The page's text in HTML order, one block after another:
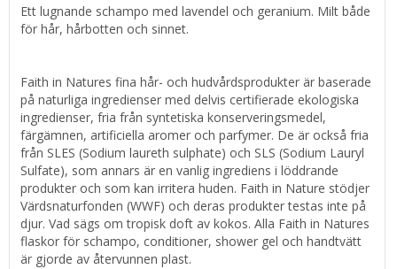
Ett lugnande schampo med lavendel och geranium. Milt både
för hår, hårbotten och sinnet.
Faith in Natures fina hår- och hudvårdsprodukter är baserade
på naturliga ingredienser med delvis certifierade ekologiska
ingredienser, fria från syntetiska konserveringsmedel,
färgämnen, artificiella aromer och parfymer. De är också fria
från SLES (Sodium laureth sulphate) och SLS (Sodium Lauryl
Sulfate), som annars är en vanlig ingrediens i löddrande
produkter och som kan irritera huden. Faith in Nature stödjer
Värdsnaturfonden (WWF) och deras produkter testas inte på
djur. Vad sägs om tropisk doft av kokos. Alla Faith in Natures
flaskor för schampo, conditioner, shower gel och handtvätt
är gjorde av återvunnen plast.